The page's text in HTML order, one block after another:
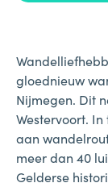
gloednieuw
Nijmegen. Dit
Westervoort.
aan
meer dan 40
Gelderse